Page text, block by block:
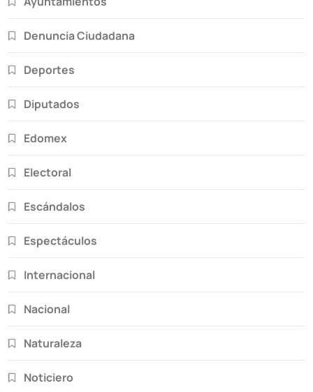
Denuncia Ciudadana
Deportes
Diputados
Edomex
Electoral
Escándalos
Espectáculos
Internacional
Nacional
Naturaleza
Noticiero